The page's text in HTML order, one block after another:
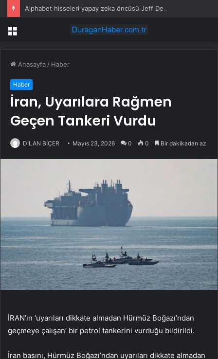
Menü
Anasayfa / Haber
Haber
İran, Uyarılara Rağmen
Geçen Tankeri Vurdu
DİLAN BİÇER Mayıs 23, 2026 0 0 Bir dakikadan az
İRAN’ın ‘uyarıları dikkate almadan Hürmüz Boğazı’ndan
geçmeye çalışan’ bir petrol tankerini vurduğu bildirildi.
İran basını, Hürmüz Boğazı’ndan uyarıları dikkate almadan